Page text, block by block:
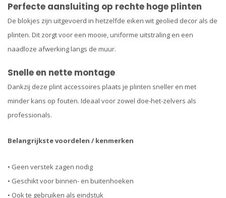
Perfecte aansluiting op rechte hoge plinten
De blokjes zijn uitgevoerd in hetzelfde eiken wit geolied decor als de
plinten. Dit zorgt voor een mooie, uniforme uitstraling en een
naadloze afwerking langs de muur.
Snelle en nette montage
Dankzij deze plint accessoires plaats je plinten sneller en met
minder kans op fouten. Ideaal voor zowel doe-het-zelvers als
professionals.
Belangrijkste voordelen / kenmerken
• Geen verstek zagen nodig
• Geschikt voor binnen- en buitenhoeken
• Ook te gebruiken als eindstuk